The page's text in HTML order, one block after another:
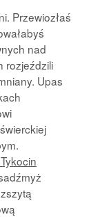
Przewiozłaś
nad
rozjeździli
Upas